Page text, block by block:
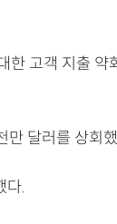
한 고객 지출 약
달러를 상회
다.